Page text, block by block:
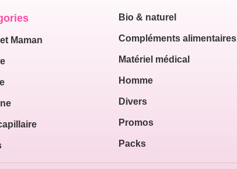
Maman
Bio & naturel
Compléments alimentaires
Matériel médical
Homme
Divers
Promos
Packs